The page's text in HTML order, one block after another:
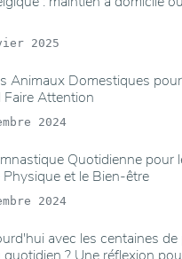
2025
Animaux Domestiques
Attention
2024
Quotidienne pour
Physique et le Bien-être
2024
avec les centaines
? Une réflexion